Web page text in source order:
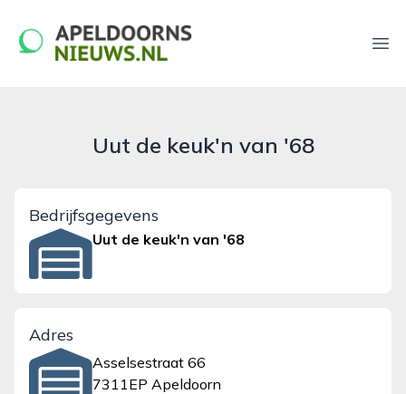
apeldoornsnieuws.nl
Uut de keuk'n van '68
Bedrijfsgegevens
Uut de keuk'n van '68
Adres
Asselsestraat 66
7311EP Apeldoorn